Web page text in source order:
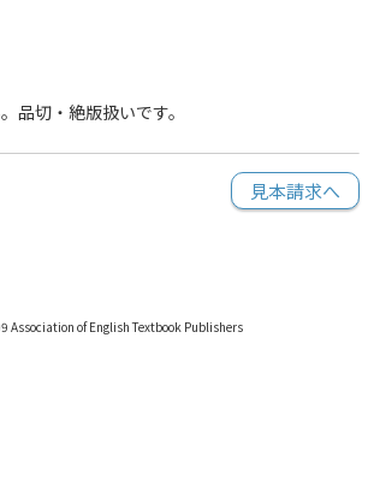
品切・絶版扱いです。
見本請求へ
Association of English Textbook Publishers